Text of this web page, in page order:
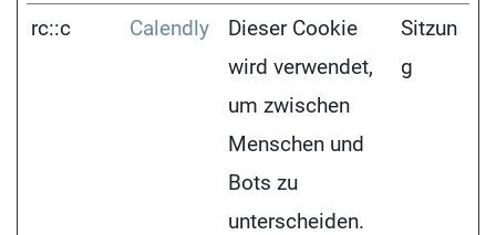
rc::c Calendly
Dieser Cookie
wird verwendet,
um zwischen
Menschen und
Bots zu
unterscheiden.
Sitzun
g